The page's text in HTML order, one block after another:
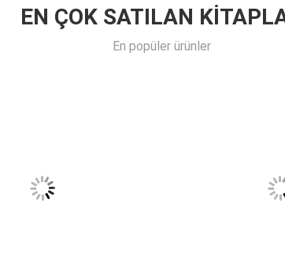
EN ÇOK SATILAN
En popüler ürünler